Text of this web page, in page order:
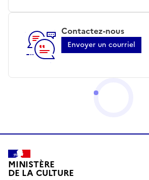
Contactez-nous
Envoyer un courriel
MINISTÈRE
DE LA CULTURE